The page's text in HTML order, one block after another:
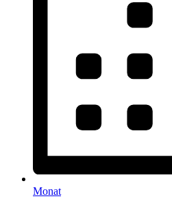
Monat